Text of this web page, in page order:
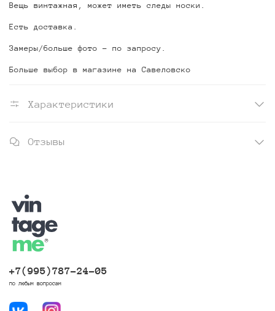
Вещь винтажная, может иметь следы носки.
Есть доставка.
Замеры/больше фото - по запросу.
Больше выбор в магазине на Савеловско
Характеристики
Отзывы
+7(995)787-24-05
по любым вопросам